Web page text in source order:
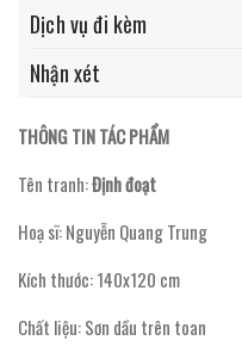
Dịch vụ đi kèm
Nhận xét
THÔNG TIN TÁC PHẨM
Tên tranh:Định đoạt
Hoạ sĩ: Nguyễn Quang Trung
Kích thước: 140x120 cm
Chất liệu: Sơn dầu trên toan